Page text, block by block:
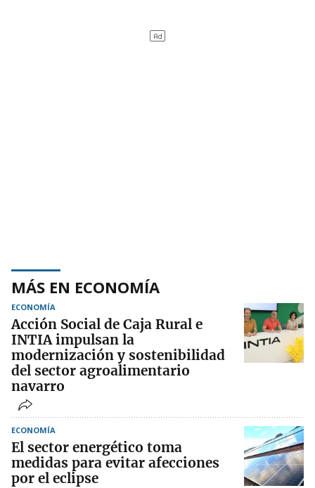
MÁS EN ECONOMÍA
ECONOMÍA
Acción Social de Caja Rural e
INTIA impulsan la
modernización y sostenibilidad
del sector agroalimentario
navarro
ECONOMÍA
El sector energético toma
medidas para evitar afecciones
por el eclipse